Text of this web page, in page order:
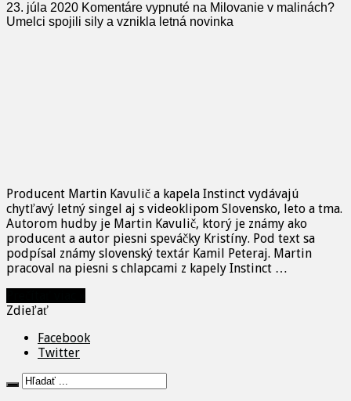
23. júla 2020 Komentáre vypnuté na Milovanie v malinách?
Umelci spojili sily a vznikla letná novinka
Producent Martin Kavulič a kapela Instinct vydávajú
chytľavý letný singel aj s videoklipom Slovensko, leto a tma.
Autorom hudby je Martin Kavulič, ktorý je známy ako
producent a autor piesni speváčky Kristíny. Pod text sa
podpísal známy slovenský textár Kamil Peteraj. Martin
pracoval na piesni s chlapcami z kapely Instinct …
Zdieľať
Facebook
Twitter